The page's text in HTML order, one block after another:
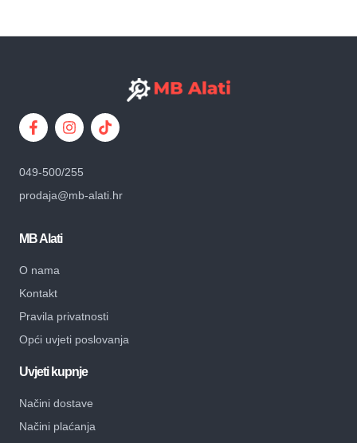
049-500/255
prodaja@mb-alati.hr
MB Alati
O nama
Kontakt
Pravila privatnosti
Opći uvjeti poslovanja
Uvjeti kupnje
Načini dostave
Načini plaćanja